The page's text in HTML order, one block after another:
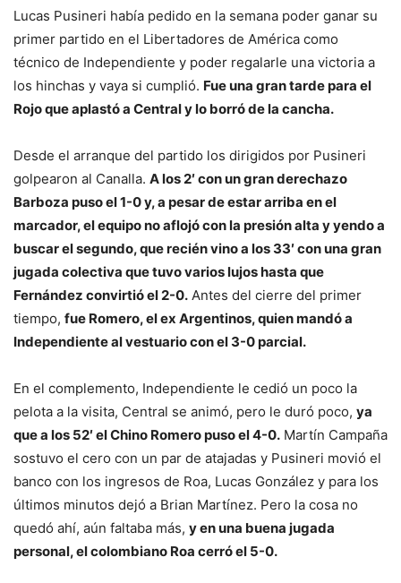
Lucas Pusineri había pedido en la semana poder ganar su
primer partido en el Libertadores de América como
técnico de Independiente y poder regalarle una victoria a
los hinchas y vaya si cumplió. Fue una gran tarde para el
Rojo que aplastó a Central y lo borró de la cancha.
Desde el arranque del partido los dirigidos por Pusineri
golpearon al Canalla. A los 2′ con un gran derechazo
Barboza puso el 1-0 y, a pesar de estar arriba en el
marcador, el equipo no aflojó con la presión alta y yendo a
buscar el segundo, que recién vino a los 33′ con una gran
jugada colectiva que tuvo varios lujos hasta que
Fernández convirtió el 2-0. Antes del cierre del primer
tiempo, fue Romero, el ex Argentinos, quien mandó a
Independiente al vestuario con el 3-0 parcial.
En el complemento, Independiente le cedió un poco la
pelota a la visita, Central se animó, pero le duró poco, ya
que a los 52′ el Chino Romero puso el 4-0. Martín Campaña
sostuvo el cero con un par de atajadas y Pusineri movió el
banco con los ingresos de Roa, Lucas González y para los
últimos minutos dejó a Brian Martínez. Pero la cosa no
quedó ahí, aún faltaba más, y en una buena jugada
personal, el colombiano Roa cerró el 5-0.